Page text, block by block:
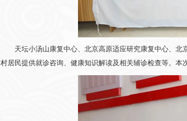
天坛小汤山康复中心、北京高原适应研究康复中心、北
村居民提供就诊咨询、健康知识解读及相关辅诊检查等。本